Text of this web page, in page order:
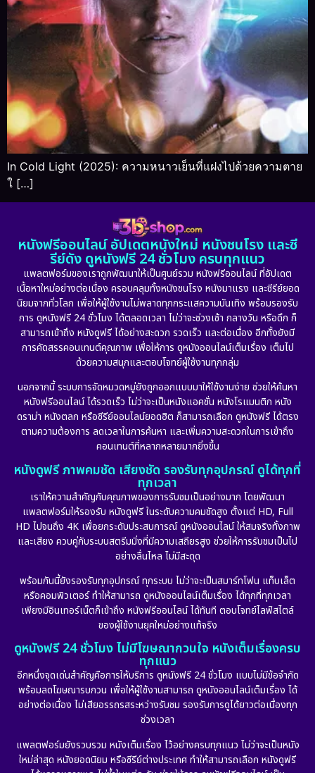
In Cold Light (2025): ความหนาวเย็นที่แฝงไปด้วยความตาย
ใ […]
หนังฟรีออนไลน์ อัปเดตหนังใหม่ หนังชนโรง และซี
รีย์ดัง ดูหนังฟรี 24 ชั่วโมง ครบทุกแนว
แพลตฟอร์มของเราถูกพัฒนาให้เป็นศูนย์รวม หนังฟรีออนไลน์ ที่อัปเดต
เนื้อหาใหม่อย่างต่อเนื่อง ครอบคลุมทั้งหนังชนโรง หนังมาแรง และซีรีย์ยอด
นิยมจากทั่วโลก เพื่อให้ผู้ใช้งานไม่พลาดทุกกระแสความบันเทิง พร้อมรองรับ
การ ดูหนังฟรี 24 ชั่วโมง ได้ตลอดเวลา ไม่ว่าจะช่วงเช้า กลางวัน หรือดึก ก็
สามารถเข้าถึง หนังดูฟรี ได้อย่างสะดวก รวดเร็ว และต่อเนื่อง อีกทั้งยังมี
การคัดสรรคอนเทนต์คุณภาพ เพื่อให้การ ดูหนังออนไลน์เต็มเรื่อง เต็มไป
ด้วยความสนุกและตอบโจทย์ผู้ใช้งานทุกกลุ่ม
นอกจากนี้ ระบบการจัดหมวดหมู่ยังถูกออกแบบมาให้ใช้งานง่าย ช่วยให้ค้นหา
หนังฟรีออนไลน์ ได้รวดเร็ว ไม่ว่าจะเป็นหนังแอคชั่น หนังโรแมนติก หนัง
ดราม่า หนังตลก หรือซีรีย์ออนไลน์ยอดฮิต ก็สามารถเลือก ดูหนังฟรี ได้ตรง
ตามความต้องการ ลดเวลาในการค้นหา และเพิ่มความสะดวกในการเข้าถึง
คอนเทนต์ที่หลากหลายมากยิ่งขึ้น
หนังดูฟรี ภาพคมชัด เสียงชัด รองรับทุกอุปกรณ์ ดูได้ทุกที่
ทุกเวลา
เราให้ความสำคัญกับคุณภาพของการรับชมเป็นอย่างมาก โดยพัฒนา
แพลตฟอร์มให้รองรับ หนังดูฟรี ในระดับความคมชัดสูง ตั้งแต่ HD, Full
HD ไปจนถึง 4K เพื่อยกระดับประสบการณ์ ดูหนังออนไลน์ ให้สมจริงทั้งภาพ
และเสียง ควบคู่กับระบบสตรีมมิ่งที่มีความเสถียรสูง ช่วยให้การรับชมเป็นไป
อย่างลื่นไหล ไม่มีสะดุด
พร้อมกันนี้ยังรองรับทุกอุปกรณ์ ทุกระบบ ไม่ว่าจะเป็นสมาร์ทโฟน แท็บเล็ต
หรือคอมพิวเตอร์ ทำให้สามารถ ดูหนังออนไลน์เต็มเรื่อง ได้ทุกที่ทุกเวลา
เพียงมีอินเทอร์เน็ตก็เข้าถึง หนังฟรีออนไลน์ ได้ทันที ตอบโจทย์ไลฟ์สไตล์
ของผู้ใช้งานยุคใหม่อย่างแท้จริง
ดูหนังฟรี 24 ชั่วโมง ไม่มีโฆษณากวนใจ หนังเต็มเรื่องครบ
ทุกแนว
อีกหนึ่งจุดเด่นสำคัญคือการให้บริการ ดูหนังฟรี 24 ชั่วโมง แบบไม่มีข้อจำกัด
พร้อมลดโฆษณารบกวน เพื่อให้ผู้ใช้งานสามารถ ดูหนังออนไลน์เต็มเรื่อง ได้
อย่างต่อเนื่อง ไม่เสียอรรถรสระหว่างรับชม รองรับการดูได้ยาวต่อเนื่องทุก
ช่วงเวลา
แพลตฟอร์มยังรวบรวม หนังเต็มเรื่อง ไว้อย่างครบทุกแนว ไม่ว่าจะเป็นหนัง
ใหม่ล่าสุด หนังยอดนิยม หรือซีรีย์ต่างประเทศ ทำให้สามารถเลือก หนังดูฟรี